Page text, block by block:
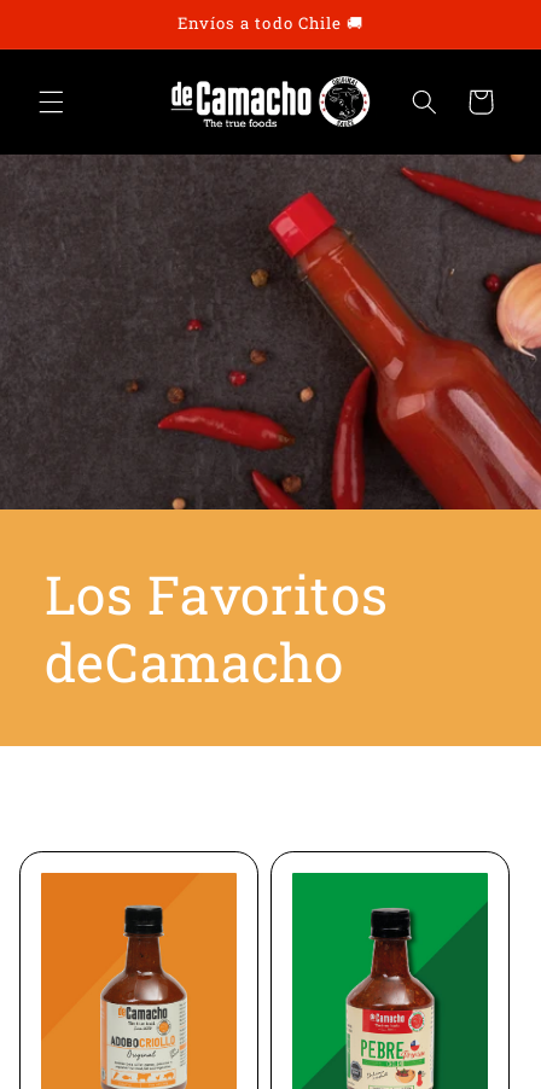
al contenido
Envíos a todo Chile 🚚
Carrito
Los Favoritos
deCamacho